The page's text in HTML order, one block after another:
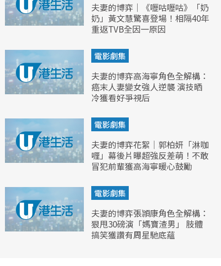
夫妻的博弈｜《嚦咕嚦咕》「奶
奶」黃文慧驚喜登場！相隔40年
重返TVB全因一原因
電影劇集
夫妻的博弈高海寧角色全解構：
癌末人妻變女強人逆襲 演技晒
冷獲看好爭視后
電影劇集
夫妻的博弈花絮｜郭柏妍「淋咖
喱」幕後片曝超強反差萌！不敢
冒犯前輩獲高海寧暖心鼓勵
電影劇集
夫妻的博弈張頴康角色全解構：
狠甩30磅演「媽寶渣男」 肢體
搞笑獲讚有周星馳底蘊